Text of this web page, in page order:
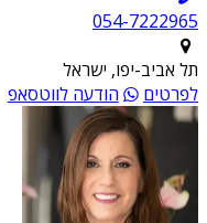
054-7222965
תל אביב-יפו, ישראל
לפרטים
הודעה לווטסאפ